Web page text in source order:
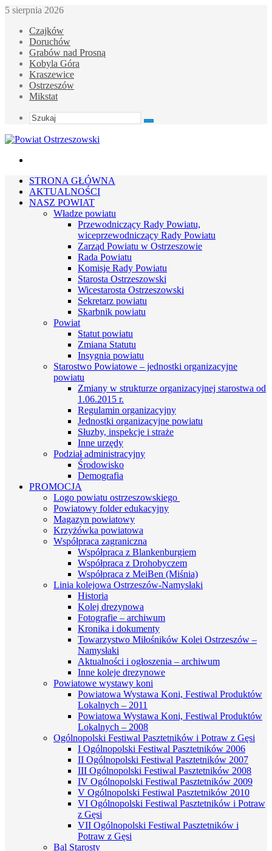
5 sierpnia 2026
Czajków
Doruchów
Grabów nad Prosną
Kobyla Góra
Kraszewice
Ostrzeszów
Mikstat
Szukaj
STRONA GŁÓWNA
AKTUALNOŚCI
NASZ POWIAT
Władze powiatu
Przewodniczący Rady Powiatu,
wiceprzewodniczący Rady Powiatu
Zarząd Powiatu w Ostrzeszowie
Rada Powiatu
Komisje Rady Powiatu
Starosta Ostrzeszowski
Wicestarosta Ostrzeszowski
Sekretarz powiatu
Skarbnik powiatu
Powiat
Statut powiatu
Zmiana Statutu
Insygnia powiatu
Starostwo Powiatowe – jednostki organizacyjne
powiatu
Zmiany w strukturze organizacyjnej starostwa od
1.06.2015 r.
Regulamin organizacyjny
Jednostki organizacyjne powiatu
Słuzby, inspekcje i straże
Inne urzędy
Podział administracyjny
Środowisko
Demografia
PROMOCJA
Logo powiatu ostrzeszowskiego
Powiatowy folder edukacyjny
Magazyn powiatowy
Krzyżówka powiatowa
Współpraca zagraniczna
Współpraca z Blankenburgiem
Współpraca z Drohobyczem
Współpraca z MeiBen (Miśnia)
Linia kolejowa Ostrzeszów-Namysłaki
Historia
Kolej drezynowa
Fotografie – archiwum
Kronika i dokumenty
Towarzystwo Miłośników Kolei Ostrzeszów –
Namysłaki
Aktualności i ogłoszenia – archiwum
Inne koleje drezynowe
Powiatowe wystawy koni
Powiatowa Wystawa Koni, Festiwal Produktów
Lokalnych – 2011
Powiatowa Wystawa Koni, Festiwal Produktów
Lokalnych – 2008
Ogólnopolski Festiwal Pasztetników i Potraw z Gęsi
I Ogólnopolski Festiwal Pasztetników 2006
II Ogólnopolski Festiwal Pasztetników 2007
III Ogólnopolski Festiwal Pasztetników 2008
IV Ogólnopolski Festiwal Pasztetników 2009
V Ogólnopolski Festiwal Pasztetników 2010
VI Ogólnopolski Festiwal Pasztetników i Potraw
z Gęsi
VII Ogólnopolski Festiwal Pasztetników i
Potraw z Gęsi
Bal Starosty